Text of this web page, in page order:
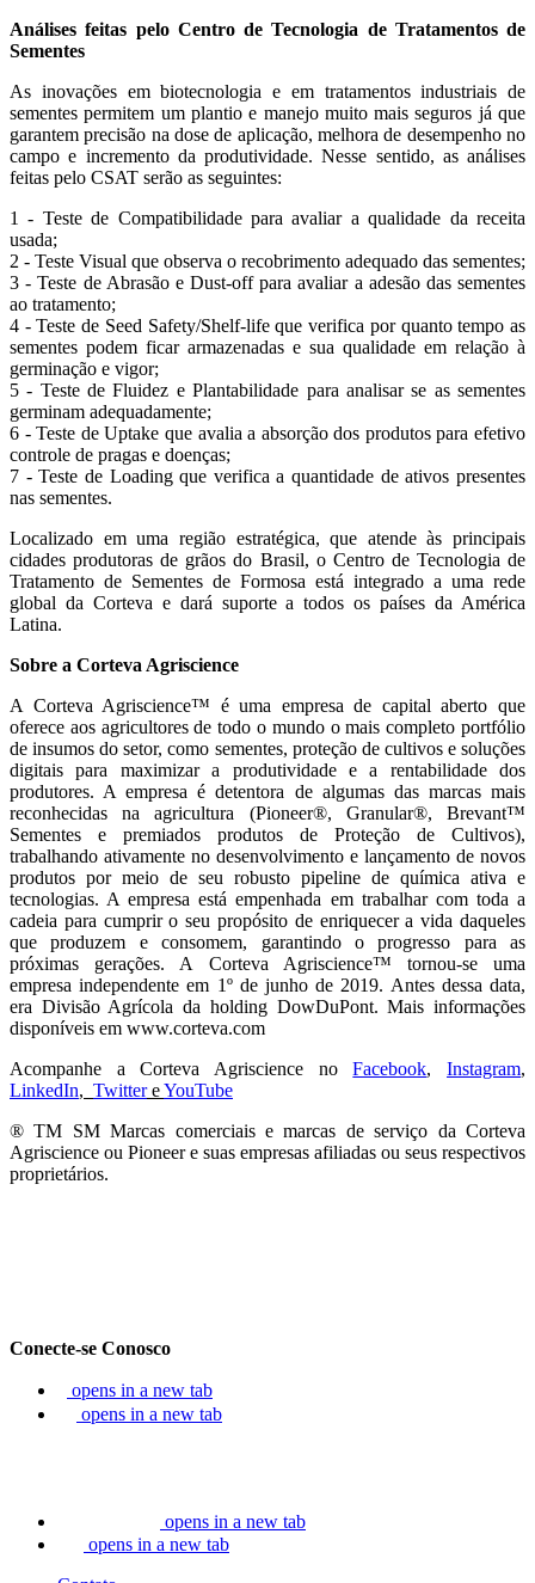
Análises feitas pelo Centro de Tecnologia de Tratamentos de
Sementes
As inovações em biotecnologia e em tratamentos industriais de
sementes permitem um plantio e manejo muito mais seguros já que
garantem precisão na dose de aplicação, melhora de desempenho no
campo e incremento da produtividade. Nesse sentido, as análises
feitas pelo CSAT serão as seguintes:
1 - Teste de Compatibilidade para avaliar a qualidade da receita
usada;
2 - Teste Visual que observa o recobrimento adequado das sementes;
3 - Teste de Abrasão e Dust-off para avaliar a adesão das sementes
ao tratamento;
4 - Teste de Seed Safety/Shelf-life que verifica por quanto tempo as
sementes podem ficar armazenadas e sua qualidade em relação à
germinação e vigor;
5 - Teste de Fluidez e Plantabilidade para analisar se as sementes
germinam adequadamente;
6 - Teste de Uptake que avalia a absorção dos produtos para efetivo
controle de pragas e doenças;
7 - Teste de Loading que verifica a quantidade de ativos presentes
nas sementes.
Localizado em uma região estratégica, que atende às principais
cidades produtoras de grãos do Brasil, o Centro de Tecnologia de
Tratamento de Sementes de Formosa está integrado a uma rede
global da Corteva e dará suporte a todos os países da América
Latina.
Sobre a Corteva Agriscience
A Corteva Agriscience™ é uma empresa de capital aberto que
oferece aos agricultores de todo o mundo o mais completo portfólio
de insumos do setor, como sementes, proteção de cultivos e soluções
digitais para maximizar a produtividade e a rentabilidade dos
produtores. A empresa é detentora de algumas das marcas mais
reconhecidas na agricultura (Pioneer®, Granular®, Brevant™
Sementes e premiados produtos de Proteção de Cultivos),
trabalhando ativamente no desenvolvimento e lançamento de novos
produtos por meio de seu robusto pipeline de química ativa e
tecnologias. A empresa está empenhada em trabalhar com toda a
cadeia para cumprir o seu propósito de enriquecer a vida daqueles
que produzem e consomem, garantindo o progresso para as
próximas gerações. A Corteva Agriscience™ tornou-se uma
empresa independente em 1º de junho de 2019. Antes dessa data,
era Divisão Agrícola da holding DowDuPont. Mais informações
disponíveis em www.corteva.com
Acompanhe a Corteva Agriscience noFacebook,Instagram,
LinkedIn, TwittereYouTube
® TM SM Marcas comerciais e marcas de serviço da Corteva
Agriscience ou Pioneer e suas empresas afiliadas ou seus respectivos
proprietários.
Conecte-se Conosco
opens in a new tab
opens in a new tab
opens in a new tab
opens in a new tab